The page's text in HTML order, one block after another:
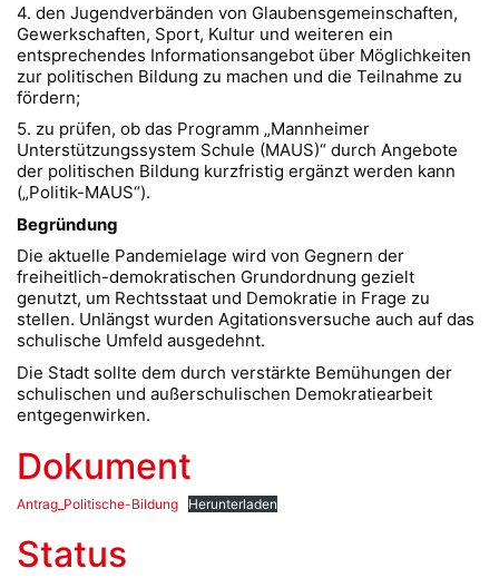
4. den Jugendverbänden von Glaubensgemeinschaften,
Gewerkschaften, Sport, Kultur und weiteren ein
entsprechendes Informationsangebot über Möglichkeiten
zur politischen Bildung zu machen und die Teilnahme zu
fördern;
5. zu prüfen, ob das Programm „Mannheimer
Unterstützungssystem Schule (MAUS)“ durch Angebote
der politischen Bildung kurzfristig ergänzt werden kann
(„Politik-MAUS“).
Begründung
Die aktuelle Pandemielage wird von Gegnern der
freiheitlich-demokratischen Grundordnung gezielt
genutzt, um Rechtsstaat und Demokratie in Frage zu
stellen. Unlängst wurden Agitationsversuche auch auf das
schulische Umfeld ausgedehnt.
Die Stadt sollte dem durch verstärkte Bemühungen der
schulischen und außerschulischen Demokratiearbeit
entgegenwirken.
Dokument
Antrag_Politische-Bildung Herunterladen
Status